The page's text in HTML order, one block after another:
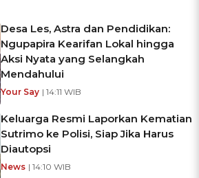
Desa Les, Astra dan Pendidikan:
Ngupapira Kearifan Lokal hingga
Aksi Nyata yang Selangkah
Mendahului
Your Say | 14:11 WIB
Keluarga Resmi Laporkan Kematian
Sutrimo ke Polisi, Siap Jika Harus
Diautopsi
News | 14:10 WIB